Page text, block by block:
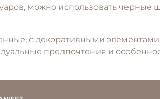
можно использовать
с декоративными
предпочтения и